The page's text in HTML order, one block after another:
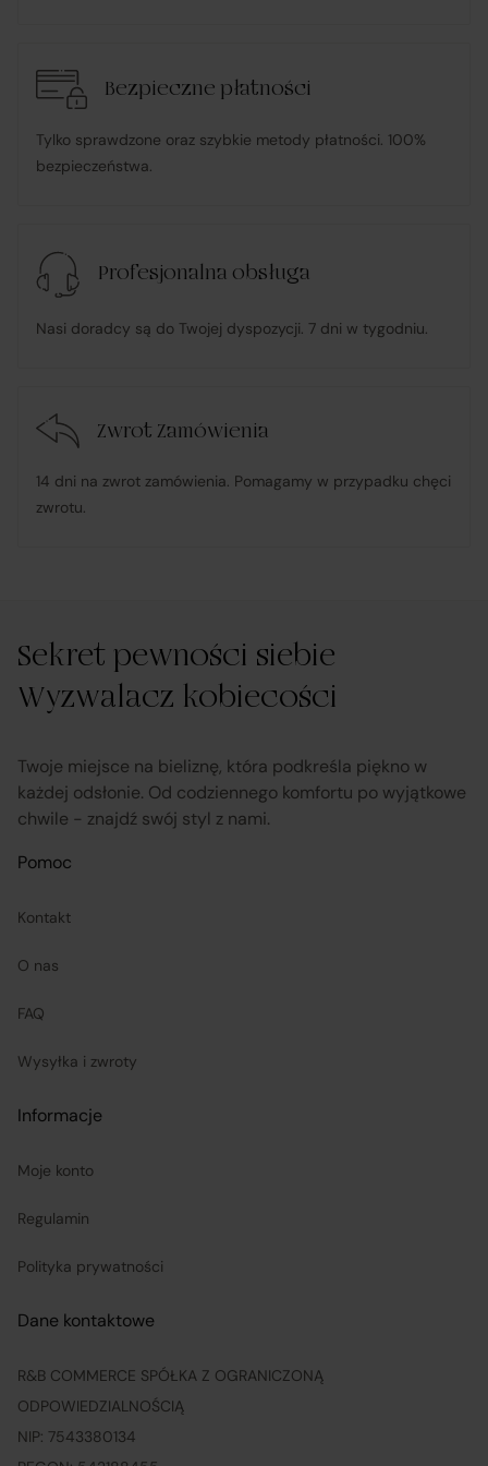
Bezpieczne płatności
Tylko sprawdzone oraz szybkie metody płatności. 100%
bezpieczeństwa.
Profesjonalna obsługa
Nasi doradcy są do Twojej dyspozycji. 7 dni w tygodniu.
Zwrot Zamówienia
14 dni na zwrot zamówienia. Pomagamy w przypadku chęci
zwrotu.
Sekret pewności siebie
Wyzwalacz kobiecości
Twoje miejsce na bieliznę, która podkreśla piękno w
każdej odsłonie. Od codziennego komfortu po wyjątkowe
chwile - znajdź swój styl z nami.
Pomoc
Kontakt
O nas
FAQ
Wysyłka i zwroty
Informacje
Moje konto
Regulamin
Polityka prywatności
Dane kontaktowe
R&B COMMERCE SPÓŁKA Z OGRANICZONĄ
ODPOWIEDZIALNOŚCIĄ
NIP: 7543380134
pośredniczy w obsłudze płatności związanych z
ponosi odpowiedzialność za zgodność Towaru z
umową
, w tym realizuje reklamacje i roszczenia
konsumenta;
w przypadku stwierdzenia niezgodności Towaru z
umową – organizuje wymianę na towar wolny od wad
Platformy oraz świadczonych przez siebie usług
pośrednictwa;
obsługuje odstąpienie od umowy pośrednictwa;
przekazuje informacje na temat odstąpienia od
koordynuje proces odstąpienia od umowy sprzedaży
zwrotu ceny i kosztów dostawy.
Sprzedawcy (Zewnętrzni przedsiębiorcy):
są odpowiedzialni za prawidłową realizację umów
sprzedaży, w tym za dostarczenie towarów zgodnych z
Platformie;
zgodnie z jej treścią;
odpowiadają za realizację praw klientów wynikających
z zawartej umowy sprzedaży, przy czym obowiązki
związane z realizacją uprawnień konsumentów w